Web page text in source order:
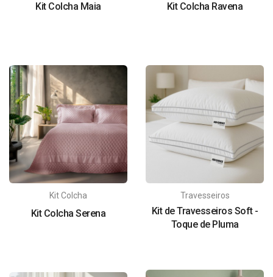
Kit Colcha Maia Kit Colcha Ravena
Kit Colcha
Kit Colcha Serena
Travesseiros
Kit de Travesseiros Soft -
Toque de Pluma